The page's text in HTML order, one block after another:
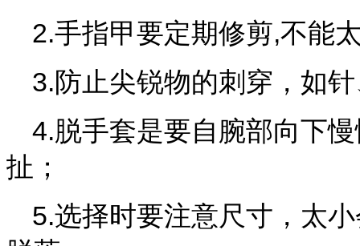
2.手指甲要定期修剪,不能
3.防止尖锐物的刺穿，如
4.脱手套是要自腕部向下
扯；
5.选择时要注意尺寸，太